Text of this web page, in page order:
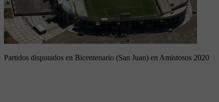
Partidos disputados en Bicentenario (San Juan) en Amistosos 2020